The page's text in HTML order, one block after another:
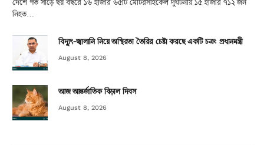
দেশে গত সাড়ে ছয় বছরে ১৬ হাজার ৬৫টি মোটরসাইকেল দুর্ঘটনায় ১৫ হাজার ৭১২ জন
নিহত…
বিদ্যুৎ-জ্বালানি নিয়ে অস্থিরতা তৈরির চেষ্টা করছে একটি চক্র: প্রধানমন্ত্রী
August 8, 2026
আজ আন্তর্জাতিক বিড়াল দিবস
August 8, 2026